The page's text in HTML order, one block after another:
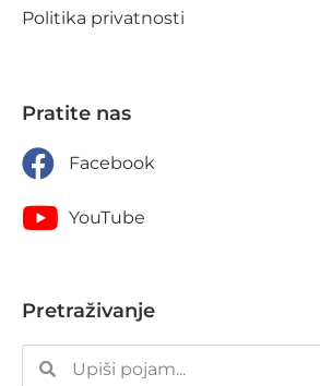
Politika privatnosti
Pratite nas
Facebook
YouTube
Pretraživanje